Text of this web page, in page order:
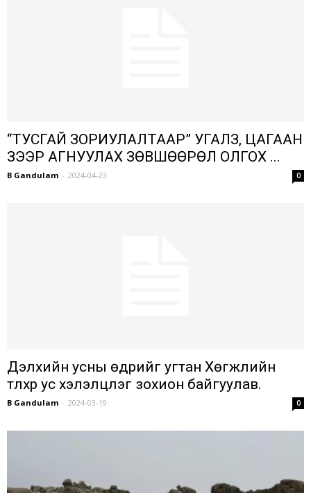
“ТУСГАЙ ЗОРИУЛАЛТААР” УГАЛЗ, ЦАГААН
ЗЭЭР АГНУУЛАХ ЗӨВШӨӨРӨЛ ОЛГОХ ...
B Gandulam - 2024-04-23 0
Дэлхийн усны өдрийг угтан Хөгжлийн
түлхүүр ус хэлэлцүүлэг зохион байгуулав.
B Gandulam - 2024-03-19 0